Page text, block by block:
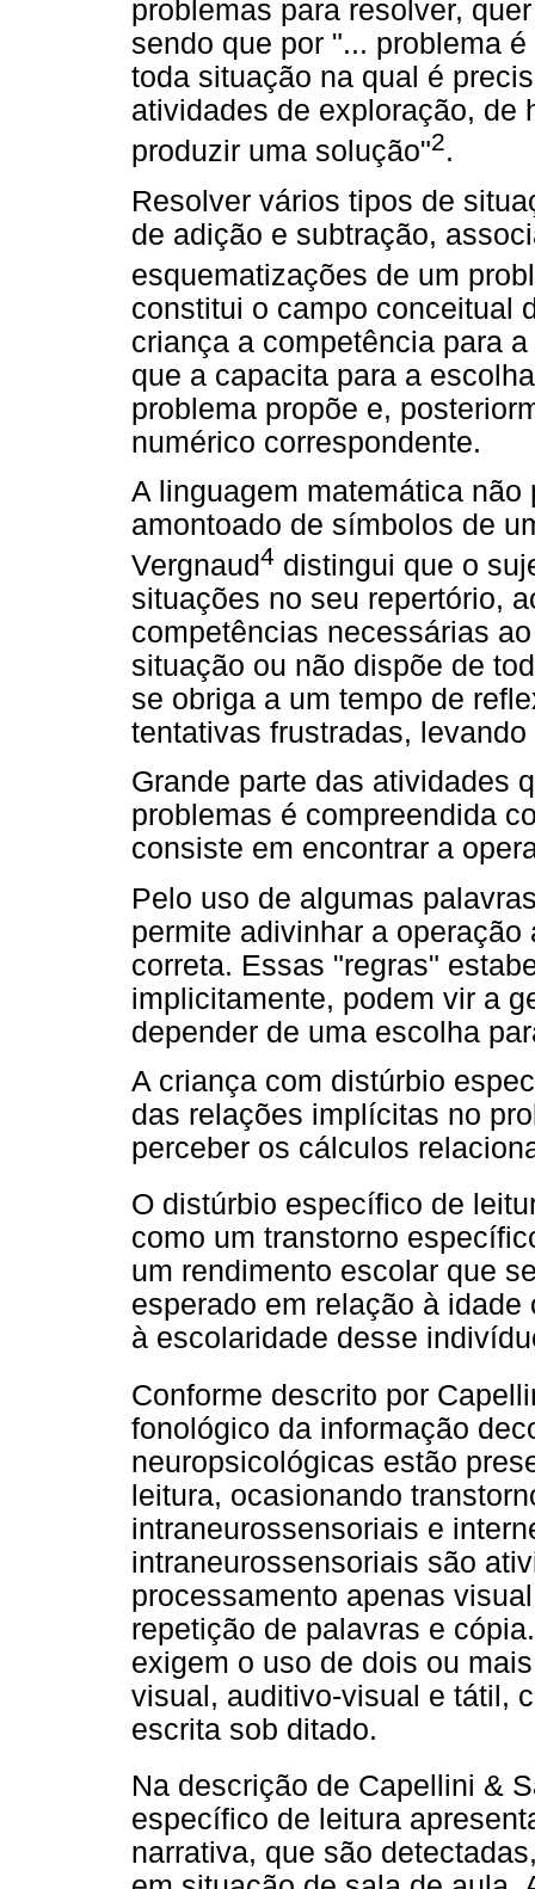
problemas para resolver,
sendo que por "... problema
toda situação na qual é
atividades de exploração, de
produzir uma solução"2.
Resolver vários tipos de
de adição e subtração,
esquematizações de um
constitui o campo conceitual
criança a competência para
que a capacita para a
problema propõe e,
numérico correspondente.
A linguagem matemática
amontoado de símbolos de
Vergnaud4 distingui que o
situações no seu repertório,
competências necessárias
situação ou não dispõe de
se obriga a um tempo de
tentativas frustradas,
Grande parte das atividades
problemas é compreendida
consiste em encontrar a
Pelo uso de algumas
permite adivinhar a
correta. Essas "regras"
implicitamente, podem vir a
depender de uma escolha
A criança com distúrbio
das relações implícitas no
perceber os cálculos
O distúrbio específico de
como um transtorno
um rendimento escolar que
esperado em relação à
à escolaridade desse
Conforme descrito por
fonológico da informação
neuropsicológicas estão
leitura, ocasionando
intraneurossensoriais e
intraneurossensoriais são
processamento apenas
repetição de palavras e
exigem o uso de dois ou
visual, auditivo-visual e tátil,
escrita sob ditado.
Na descrição de Capellini &
específico de leitura
narrativa, que são